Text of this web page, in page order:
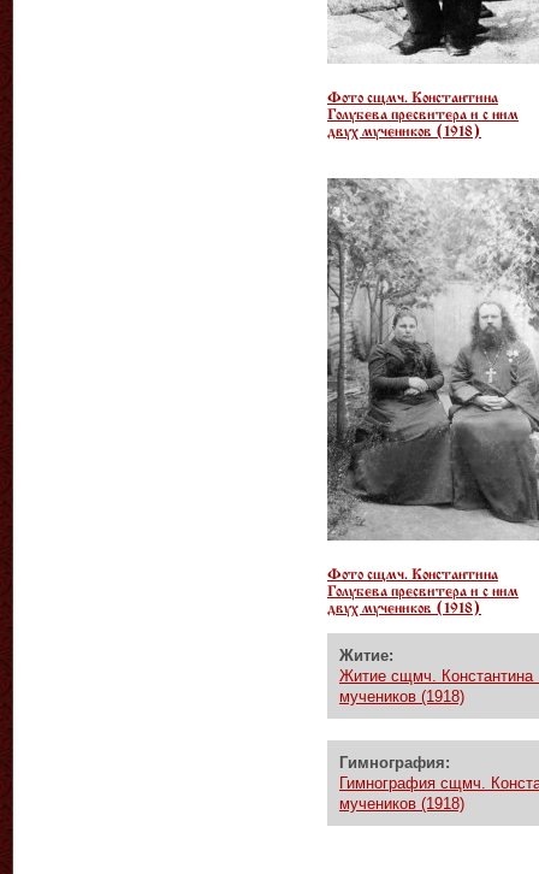
Фото сщмч. Константина
Голубева пресвитера и с ним
двух мучеников (1918)
Фото сщмч. Константина
Голубева пресвитера и с ним
двух мучеников (1918)
Житие:
Житие сщмч. Константина
мучеников (1918)
Гимнография:
Гимнография сщмч.
мучеников (1918)